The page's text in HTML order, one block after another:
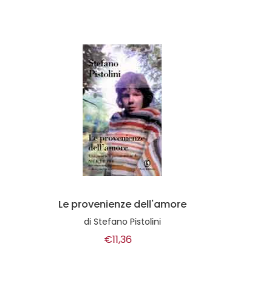
Moonlight drive
diChuck Crisafulli
€15,00